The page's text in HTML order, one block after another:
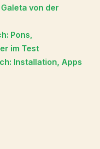
von der
Pons,
im Test
Installation, Apps